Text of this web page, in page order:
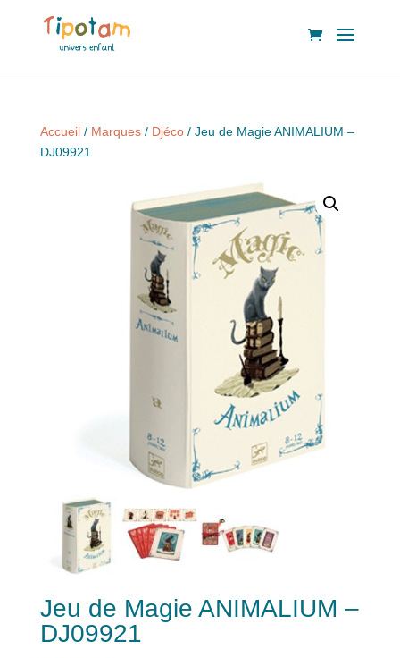
Accueil/ Marques/ Djéco/ Jeu de Magie ANIMALIUM –
DJ09921
Jeu de Magie ANIMALIUM –
DJ09921